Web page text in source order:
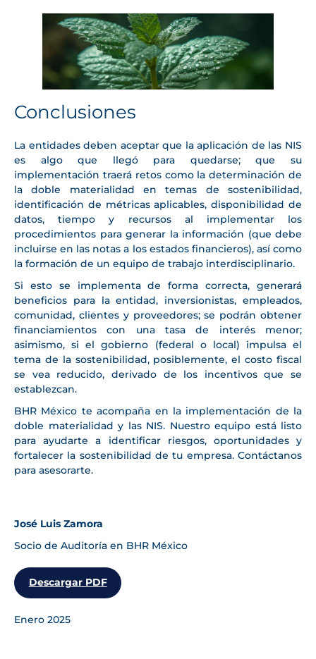
Conclusiones
La entidades deben aceptar que la aplicación de las NIS
es algo que llegó para quedarse; que su
implementación traerá retos como la determinación de
la doble materialidad en temas de sostenibilidad,
identificación de métricas aplicables, disponibilidad de
datos, tiempo y recursos al implementar los
procedimientos para generar la información (que debe
incluirse en las notas a los estados financieros), así como
la formación de un equipo de trabajo interdisciplinario.
Si esto se implementa de forma correcta, generará
beneficios para la entidad, inversionistas, empleados,
comunidad, clientes y proveedores; se podrán obtener
financiamientos con una tasa de interés menor;
asimismo, si el gobierno (federal o local) impulsa el
tema de la sostenibilidad, posiblemente, el costo fiscal
se vea reducido, derivado de los incentivos que se
establezcan.
BHR México te acompaña en la implementación de la
doble materialidad y las NIS. Nuestro equipo está listo
para ayudarte a identificar riesgos, oportunidades y
fortalecer la sostenibilidad de tu empresa. Contáctanos
para asesorarte.
José Luis Zamora
Socio de Auditoría en BHR México
Descargar PDF
Enero 2025